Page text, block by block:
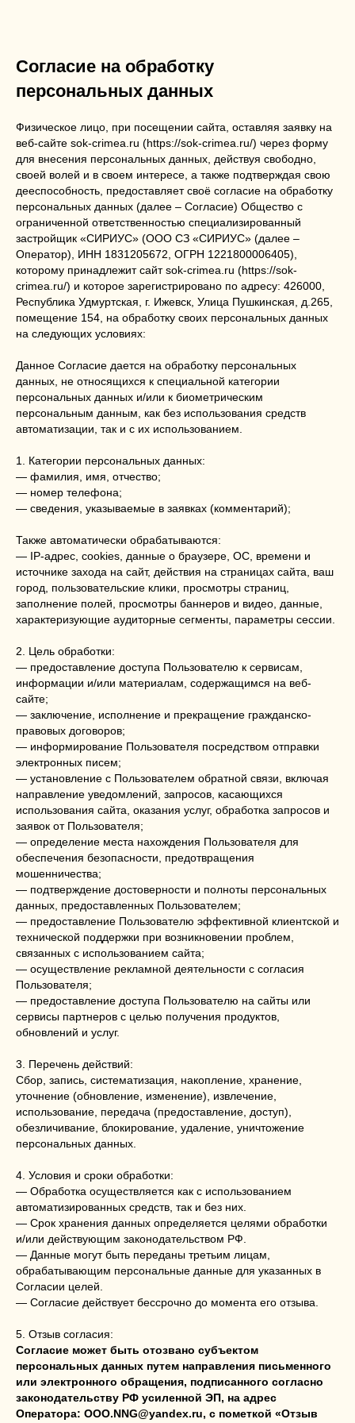
Согласие на обработку
персональных данных
Физическое лицо, при посещении сайта, оставляя заявку на
веб-сайте sok-crimea.ru (https://sok-crimea.ru/) через форму
для внесения персональных данных, действуя свободно,
своей волей и в своем интересе, а также подтверждая свою
дееспособность, предоставляет своё согласие на обработку
персональных данных (далее – Согласие) Общество с
ограниченной ответственностью специализированный
застройщик «СИРИУС» (ООО СЗ «СИРИУС» (далее –
Оператор), ИНН 1831205672, ОГРН 1221800006405),
которому принадлежит сайт sok-crimea.ru (https://sok-
crimea.ru/) и которое зарегистрировано по адресу: 426000,
Республика Удмуртская, г. Ижевск, Улица Пушкинская, д.265,
помещение 154, на обработку своих персональных данных
на следующих условиях:
Данное Согласие дается на обработку персональных
данных, не относящихся к специальной категории
персональных данных и/или к биометрическим
персональным данным, как без использования средств
автоматизации, так и с их использованием.
1. Категории персональных данных:
— фамилия, имя, отчество;
— номер телефона;
— сведения, указываемые в заявках (комментарий);
Также автоматически обрабатываются:
— IP-адрес, cookies, данные о браузере, ОС, времени и
источнике захода на сайт, действия на страницах сайта, ваш
город, пользовательские клики, просмотры страниц,
заполнение полей, просмотры баннеров и видео, данные,
характеризующие аудиторные сегменты, параметры сессии.
2. Цель обработки:
— предоставление доступа Пользователю к сервисам,
информации и/или материалам, содержащимся на веб-
сайте;
— заключение, исполнение и прекращение гражданско-
правовых договоров;
— информирование Пользователя посредством отправки
электронных писем;
— установление с Пользователем обратной связи, включая
направление уведомлений, запросов, касающихся
использования сайта, оказания услуг, обработка запросов и
заявок от Пользователя;
— определение места нахождения Пользователя для
обеспечения безопасности, предотвращения
мошенничества;
— подтверждение достоверности и полноты персональных
данных, предоставленных Пользователем;
— предоставление Пользователю эффективной клиентской и
технической поддержки при возникновении проблем,
связанных с использованием сайта;
— осуществление рекламной деятельности с согласия
Пользователя;
— предоставление доступа Пользователю на сайты или
сервисы партнеров с целью получения продуктов,
обновлений и услуг.
3. Перечень действий:
Сбор, запись, систематизация, накопление, хранение,
уточнение (обновление, изменение), извлечение,
использование, передача (предоставление, доступ),
обезличивание, блокирование, удаление, уничтожение
персональных данных.
4. Условия и сроки обработки:
— Обработка осуществляется как с использованием
автоматизированных средств, так и без них.
— Срок хранения данных определяется целями обработки
и/или действующим законодательством РФ.
— Данные могут быть переданы третьим лицам,
обрабатывающим персональные данные для указанных в
Согласии целей.
— Согласие действует бессрочно до момента его отзыва.
5. Отзыв согласия:
Согласие может быть отозвано субъектом
персональных данных путем направления письменного
или электронного обращения, подписанного согласно
законодательству РФ усиленной ЭП, на адрес
Оператора: OOO.NNG@yandex.ru, с пометкой «Отзыв